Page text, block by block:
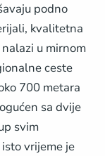
podno
kvalitetna
u mirnom
ceste
700 metara
sa dvije
svim
vrijeme je